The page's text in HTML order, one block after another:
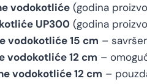
vodokotliće(godina
UP300(godina
vodokotliće 15 cm –
vodokotliće 12 cm –
vodokotliće 12 cm –